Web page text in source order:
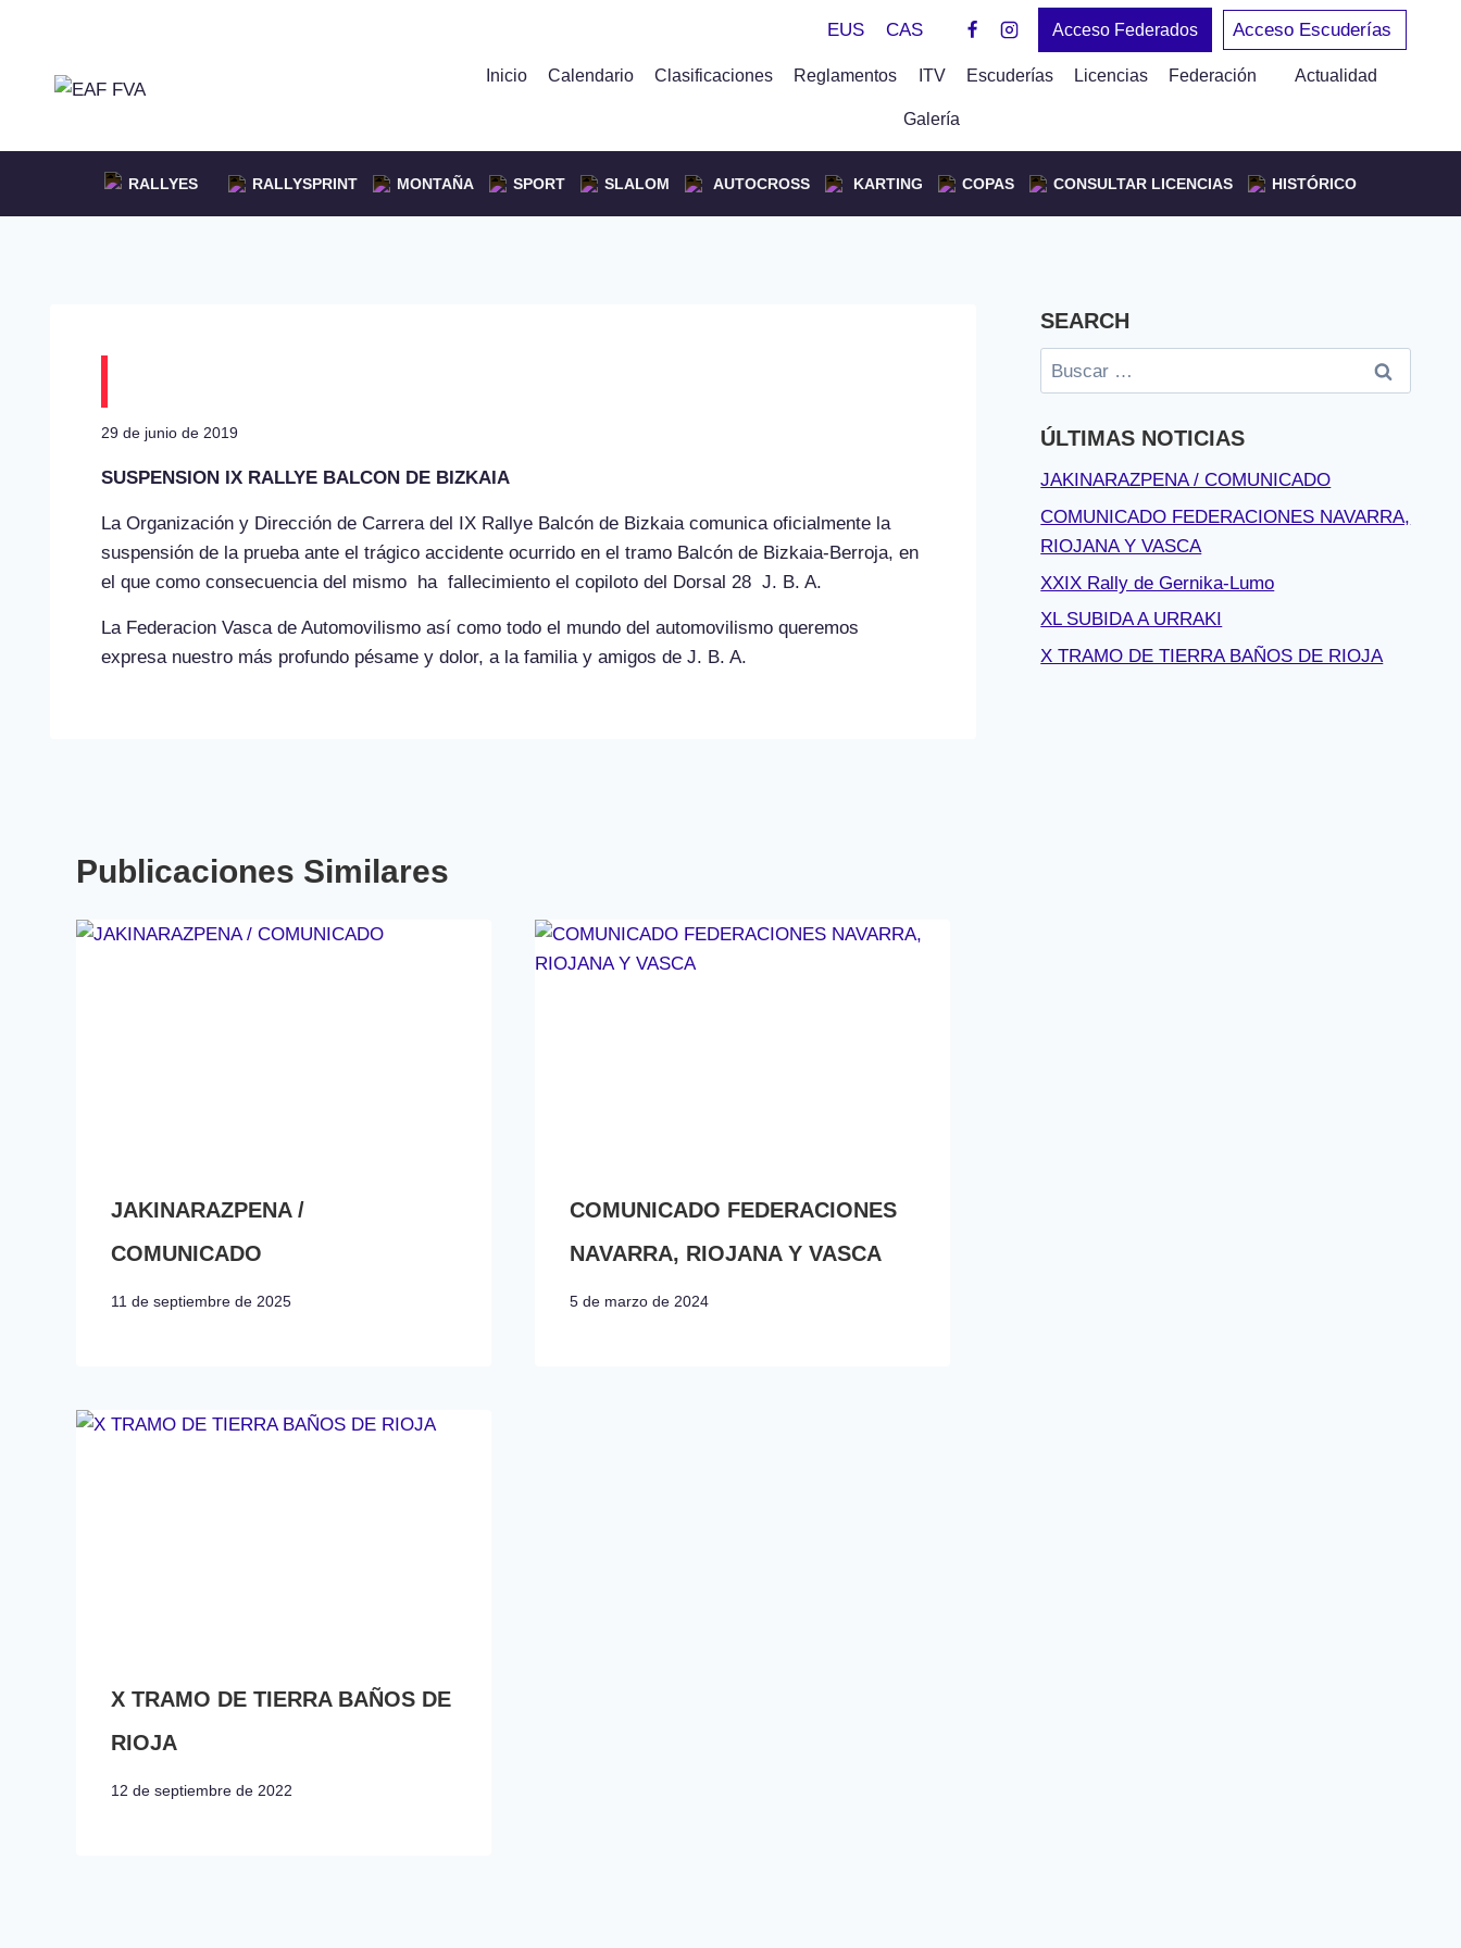
contenido
EUS CAS Acceso Federados Acceso Escuderías
Inicio Calendario Clasificaciones Reglamentos ITV Escuderías Licencias Federación Actualidad
Galería
RALLYES RALLYSPRINT MONTAÑA SPORT SLALOM AUTOCROSS KARTING COPAS CONSULTAR LICENCIAS HISTÓRICO
29 de junio de 2019
SUSPENSION IX RALLYE BALCON DE BIZKAIA
La Organización y Dirección de Carrera del IX Rallye Balcón de Bizkaia comunica oficialmente la
suspensión de la prueba ante el trágico accidente ocurrido en el tramo Balcón de Bizkaia-Berroja, en
el que como consecuencia del mismo ha fallecimiento el copiloto del Dorsal 28 J. B. A.
La Federacion Vasca de Automovilismo así como todo el mundo del automovilismo queremos
expresa nuestro más profundo pésame y dolor, a la familia y amigos de J. B. A.
Publicaciones Similares
JAKINARAZPENA /
COMUNICADO
11 de septiembre de 2025
COMUNICADO FEDERACIONES
NAVARRA, RIOJANA Y VASCA
5 de marzo de 2024
X TRAMO DE TIERRA BAÑOS DE
RIOJA
12 de septiembre de 2022
SEARCH
Buscar:
ÚLTIMAS NOTICIAS
JAKINARAZPENA / COMUNICADO
COMUNICADO FEDERACIONES NAVARRA,
RIOJANA Y VASCA
XXIX Rally de Gernika-Lumo
XL SUBIDA A URRAKI
X TRAMO DE TIERRA BAÑOS DE RIOJA